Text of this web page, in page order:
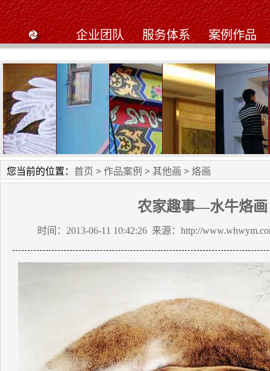
企业团队 服务体系 案例作品
工笔画 星星幼儿园黄陂私人别墅九天鹤大酒店工笔
您当前的位置： 首页 > 作品案例 > 其他画 > 烙画
农家趣事—水牛烙画
时间：2013-06-11 10:42:26 来源：http://